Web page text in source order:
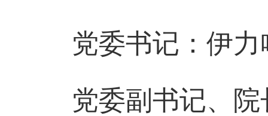
党委书记：伊力
党委副书记、